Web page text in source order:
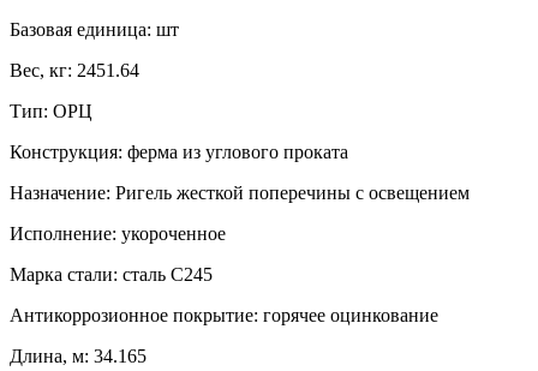
Базовая единица: шт
Вес, кг: 2451.64
Тип: ОРЦ
Конструкция: ферма из углового проката
Назначение: Ригель жесткой поперечины с освещением
Исполнение: укороченное
Марка стали: сталь С245
Антикоррозионное покрытие: горячее оцинкование
Длина, м: 34.165